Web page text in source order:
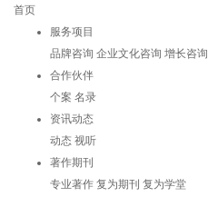
首页
服务项目
品牌咨询 企业文化咨询 增长咨询
合作伙伴
个案 名录
资讯动态
动态 视听
著作期刊
专业著作 复为期刊 复为学堂